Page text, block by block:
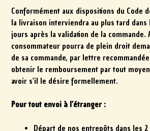
Conformément aux dispositions du Code
la livraison interviendra au plus tard
jours après la validation de la commande.
consommateur pourra de plein droit
de sa commande, par lettre
obtenir le remboursement par tout
avoir s’il le désire formellement.
Pour tout envoi à l’étranger :
Départ de nos entrepôts dans les